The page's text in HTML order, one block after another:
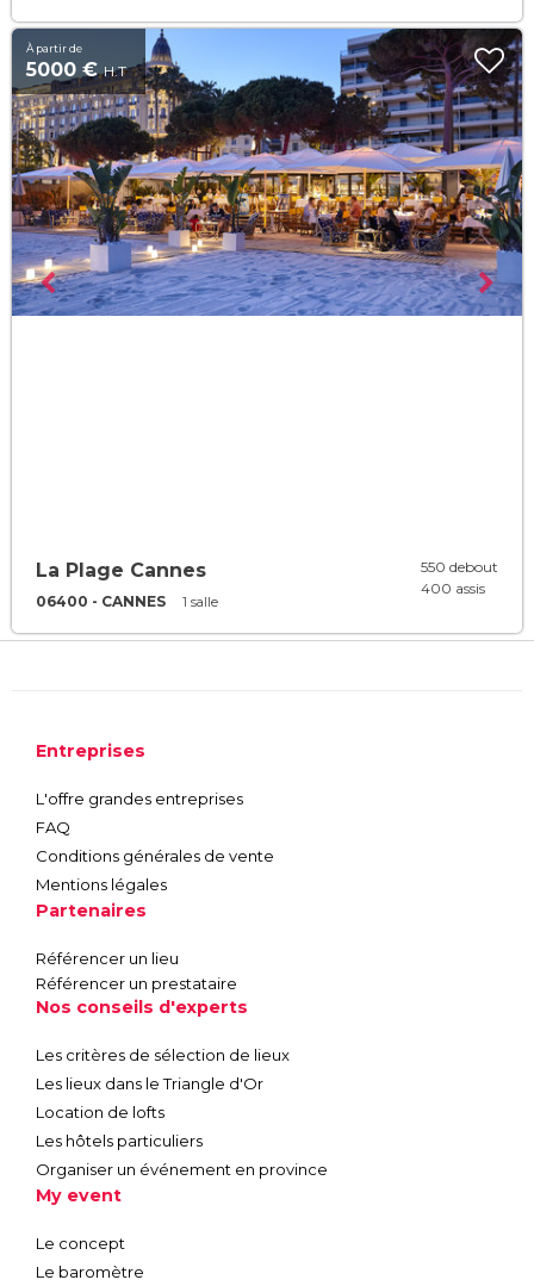
À partir de
5000 €H.T
La Plage Cannes
06400 - CANNES 1 salle
550 debout
400 assis
Entreprises
L'offre grandes entreprises
FAQ
Conditions générales de vente
Mentions légales
Partenaires
Référencer un lieu
Référencer un prestataire
Nos conseils d'experts
Les critères de sélection de lieux
Les lieux dans le Triangle d'Or
Location de lofts
Les hôtels particuliers
Organiser un événement en province
My event
Le concept
Le baromètre